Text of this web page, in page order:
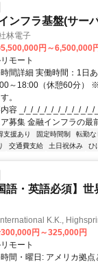
ンフラ基盤(サー
林電子
円～6,500,000
モート
間詳細 実働時間：1日
～18:00（休憩60分）
。
容 _/_/_/_/_/_/_/_/_/_/
募集 金融インフラの最
支援あり 固定時間制 転勤な
交通費支給 土日祝休み ひ
語・英語必須】
K.K.,
円～325,000円
モート
間・曜日: アメリカ拠